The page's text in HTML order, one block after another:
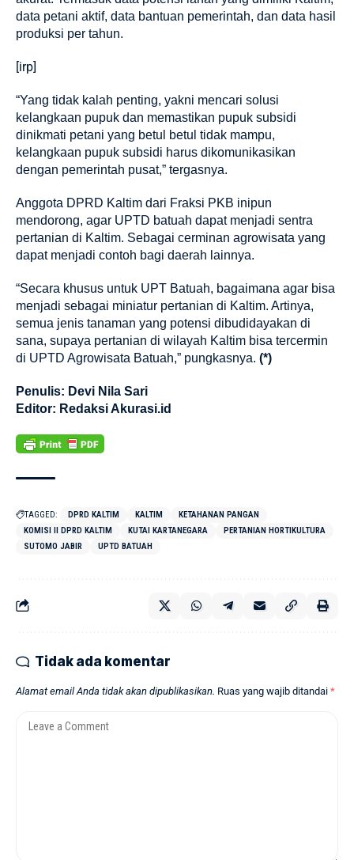
data petani aktif, data bantuan pemerintah, dan data hasil
produksi per tahun.
[irp]
“Yang tidak kalah penting, yakni mencari solusi
kelangkaan pupuk dan memastikan pupuk subsidi
dinikmati petani yang betul betul tidak mampu,
kelangkaan pupuk subsidi harus dikomunikasikan
dengan pemerintah pusat,” tergasnya.
Anggota DPRD Kaltim dari Fraksi PKB inipun
mendorong, agar UPTD batuah dapat menjadi sentra
pertanian di Kaltim. Sebagai cerminan agrowisata yang
dapat menjadi contoh bagi daerah lainnya.
“Secara khusus untuk UPT Batuah, bagaimana agar bisa
menjadi sebagai miniatur pertanian di Kaltim. Artinya,
semua jenis tanaman yang potensi dibudidayakan di
sana, supaya pertanian di wilayah Kaltim bisa tercermin
di UPTD Agrowisata Batuah,” pungkasnya. (*)
Penulis: Devi Nila Sari
Editor: Redaksi Akurasi.id
TAGGED: DPRD KALTIM KALTIM
KETAHANAN PANGAN
KOMISI II DPRD KALTIM
KUTAI KARTANEGARA
PERTANIAN HORTIKULTURA
SUTOMO JABIR
UPTD BATUAH
Tidak ada komentar
Alamat email Anda tidak akan dipublikasikan. Ruas yang wajib ditandai *